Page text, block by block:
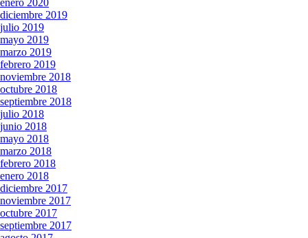
enero 2020
diciembre 2019
julio 2019
mayo 2019
marzo 2019
febrero 2019
noviembre 2018
octubre 2018
septiembre 2018
julio 2018
junio 2018
mayo 2018
marzo 2018
febrero 2018
enero 2018
diciembre 2017
noviembre 2017
octubre 2017
septiembre 2017